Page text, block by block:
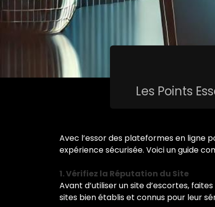
Les Points
Avec l’essor des plateformes en ligne
expérience sécurisée. Voici un guide
1. Vérifiez la Réputation du Site
Avant d’utiliser un site d’escortes,
sites bien établis et connus pour leur